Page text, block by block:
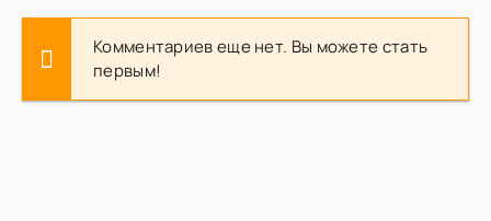
Комментариев еще нет. Вы можете стать
первым!